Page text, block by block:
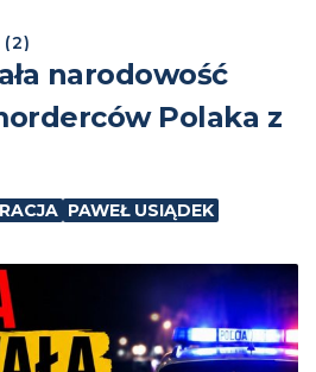
(2)
narodowość
Polaka z
PAWEŁ USIĄDEK